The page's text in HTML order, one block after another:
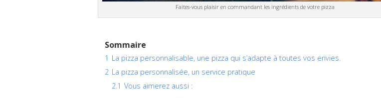
Faites-vous plaisir en commandant les ingrédients de votre pizza
Sommaire
1 La pizza personnalisable, une pizza qui s’adapte à toutes vos envies.
2 La pizza personnalisée, un service pratique
2.1 Vous aimerez aussi :